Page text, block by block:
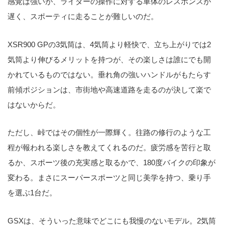
遅く、スポーティに走ることが難しいのだ。
XSR900 GPの3気筒は、4気筒より軽快で、立ち上がりでは2
気筒より伸びるメリットを持つが、その楽しさは誰にでも開
かれているものではない。垂れ角の強いハンドルがもたらす
前傾ポジションは、市街地や高速道路を走るのが決して楽で
はないからだ。
ただし、峠ではその個性が一際輝く。往路の修行のような工
程が報われる楽しさを教えてくれるのだ。疲労感を苦行と取
るか、スポーツ後の充実感と取るかで、180度バイクの印象が
変わる。まさにスーパースポーツと同じ美学を持つ、乗り手
を選ぶ1台だ。
GSXは、そういった意味でどこにも我慢のないモデル。2気筒